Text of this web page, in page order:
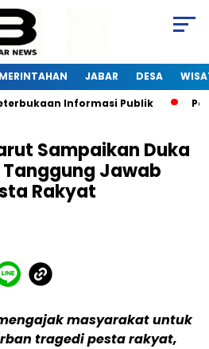
JABAR DESA
Informasi Publik
Sampaikan Duka
Jawab
Rakyat
masyarakat untuk
tragedi pesta rakyat,